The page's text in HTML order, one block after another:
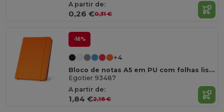
A partir de:
0,26 €0,31 €
-16%
+4
Bloco de notas A5 em PU com folhas lisas
Egotier 93487
A partir de:
1,84 €2,18 €